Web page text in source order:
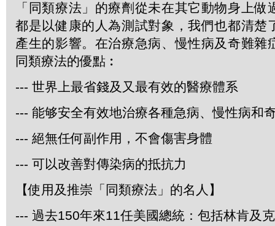
「同類療法」的療劑從未在其它動物身上做
都是以健康的人為測試對象，我們也都清楚
產生的影響。在治療急病、慢性病及奇難雜
同類療法的優點︰
--- 世界上最省錢及又最有效的醫療體系
--- 能够安全有效地治療各種急病、慢性病和
--- 絕無任何副作用，不會傷害身體
--- 可以改善對傳染病的抵抗力
【使用及推崇「同類療法」的名人】
--- 過去150年來11任美國總統：包括林肯及